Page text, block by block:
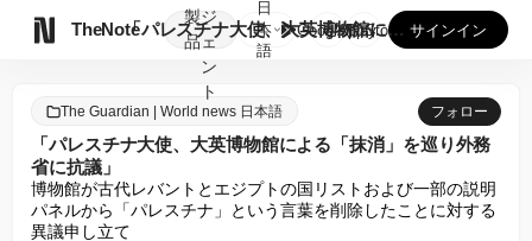
TheNote
製
品
ジ
ェ
ン
ト
「パレスチナ大使、大英博物館による「抹消」を巡り外務省に抗議...
日
本
語
GooglePlay
AppStore サインイン
The Guardian | World news 日本語 フォロー
「パレスチナ大使、大英博物館による「抹消」を巡り外務
省に抗議」
博物館が古代レバントとエジプトの国リストおよび一部の説明
パネルから「パレスチナ」という言葉を削除したことに対する
異議申し立て